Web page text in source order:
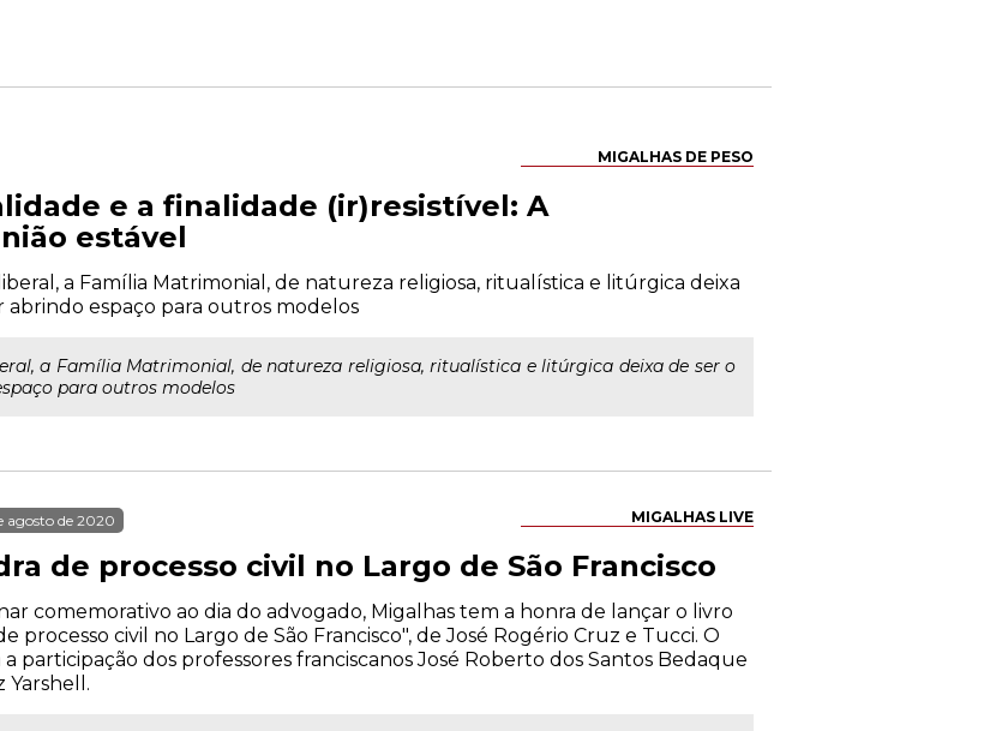
MIGALHAS DE PESO
e a finalidade (ir)resistível: A
estável
a Família Matrimonial, de natureza religiosa, ritualística e litúrgica deixa
espaço para outros modelos
a Família Matrimonial, de natureza religiosa, ritualística e litúrgica deixa de ser o
para outros modelos
MIGALHAS LIVE
agosto de 2020
de processo civil no Largo de São Francisco
comemorativo ao dia do advogado, Migalhas tem a honra de lançar o livro
processo civil no Largo de São Francisco", de José Rogério Cruz e Tucci. O
participação dos professores franciscanos José Roberto dos Santos Bedaque
Yarshell.